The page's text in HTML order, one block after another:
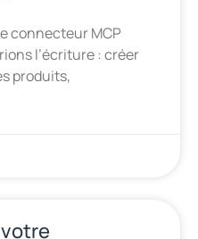
connecteur MCP
l’écriture : créer
produits,